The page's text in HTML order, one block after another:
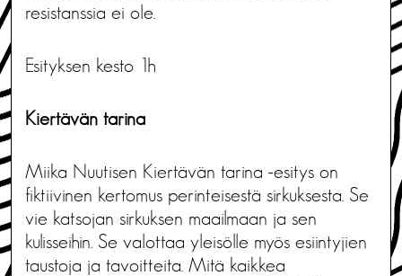
resistanssia ei ole.
Esityksen kesto 1h
Kiertävän tarina
Miika Nuutisen Kiertävän tarina -esitys on
fiktiivinen kertomus perinteisestä sirkuksesta. Se
vie katsojan sirkuksen maailmaan ja sen
kulisseihin. Se valottaa yleisölle myös esiintyjien
taustoja ja tavoitteita. Mitä kaikkea